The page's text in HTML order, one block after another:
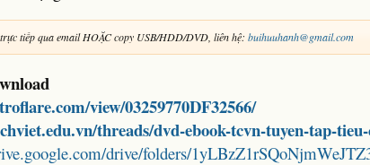
tiếp qua email HOẶC copy USB/HDD/DVD, liên hệ:buihuuhanh@gmail.com
view/03259770DF32566/
threads/dvd-ebook-tcvn-tuyen-tap-
drive/folders/